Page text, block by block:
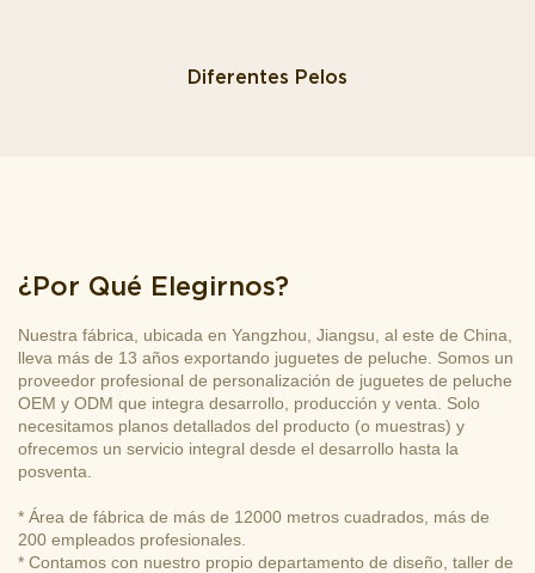
Diferentes Pelos
¿Por Qué Elegirnos?
Nuestra fábrica, ubicada en Yangzhou, Jiangsu, al este de China,
lleva más de 13 años exportando juguetes de peluche. Somos un
proveedor profesional de personalización de juguetes de peluche
OEM y ODM que integra desarrollo, producción y venta. Solo
necesitamos planos detallados del producto (o muestras) y
ofrecemos un servicio integral desde el desarrollo hasta la
posventa.
* Área de fábrica de más de 12000 metros cuadrados, más de
200 empleados profesionales.
* Contamos con nuestro propio departamento de diseño, taller de